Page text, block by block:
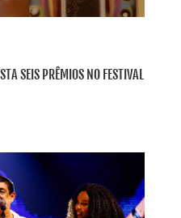
SEIS PRÊMIOS NO FESTIVAL